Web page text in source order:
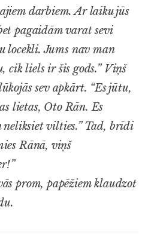
darbiem. Ar laiku jūs
pagaidām varat sevi
locekli. Jums nav man
cik liels ir šis gods.” Viņš
sev apkārt. “Es jūtu,
lietas, Oto Rān. Es
neliksiet vilties.” Tad, brīdi
Rānā, viņš
prom, papēžiem klaudzot